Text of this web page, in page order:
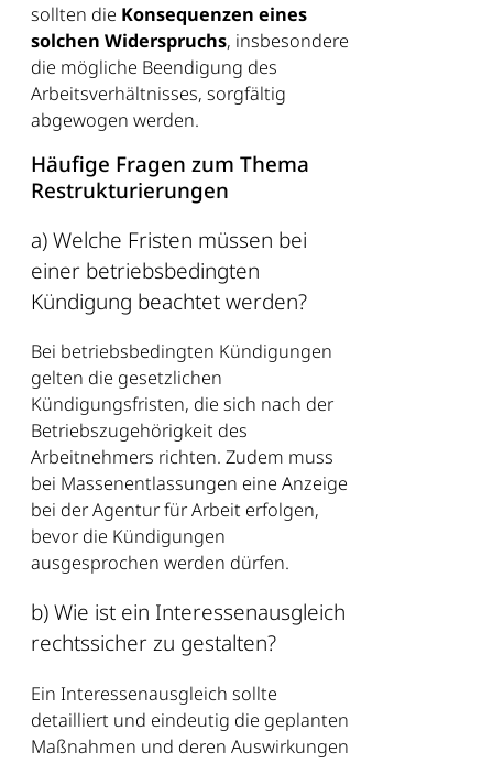
sollten die Konsequenzen eines
solchen Widerspruchs, insbesondere
die mögliche Beendigung des
Arbeitsverhältnisses, sorgfältig
abgewogen werden.
Häufige Fragen zum Thema
Restrukturierungen
a) Welche Fristen müssen bei
einer betriebsbedingten
Kündigung beachtet werden?
Bei betriebsbedingten Kündigungen
gelten die gesetzlichen
Kündigungsfristen, die sich nach der
Betriebszugehörigkeit des
Arbeitnehmers richten. Zudem muss
bei Massenentlassungen eine Anzeige
bei der Agentur für Arbeit erfolgen,
bevor die Kündigungen
ausgesprochen werden dürfen.
b) Wie ist ein Interessenausgleich
rechtssicher zu gestalten?
Ein Interessenausgleich sollte
detailliert und eindeutig die geplanten
Maßnahmen und deren Auswirkungen